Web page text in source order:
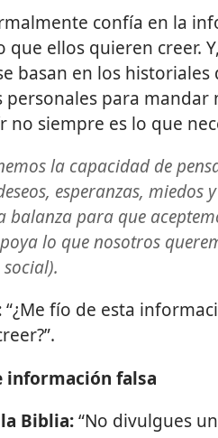
confía en la
que ellos quieren creer.
basan en los historiales
personales para mandar
no siempre es lo que
la capacidad de
esperanzas, miedos
balanza para que
lo que nosotros
“¿Me fío de esta
información falsa
Biblia:“No divulgues